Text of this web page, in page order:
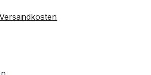
von 5 von 5 Sternen